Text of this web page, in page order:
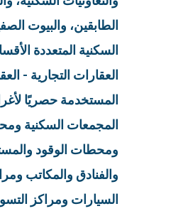
الطابقين، والبيوت
السكنية المتعددة
العقارات التجارية -
المستخدمة حصريًا
المجمعات السكنية
ومحطات الوقود
والفنادق والمكاتب
السيارات ومراكز